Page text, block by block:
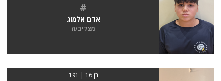
#
אדם אלמוג
מצליב/ה
בן 16 | 191